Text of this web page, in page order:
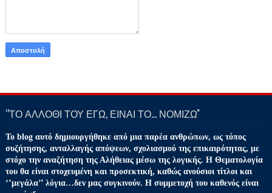
‘’ΤΟ ΑΛΛΟΘΙ ΤΟΥ ΕΓΩ, ΕΙΝΑΙ ΤΟ… ΝΟΜΙΖΩ''
Το blog αυτό δημιουργήθηκε από μια παρέα ανθρώπων, ως τόπος
συζήτησης, ανταλλαγής απόψεων, σχολιασμού της επικαιρότητας, με
στόχο την αναζήτηση της Αλήθειας μέσω της λογικής. Η Θεματολογία
του θα είναι στοχευμένη και προσεκτική, καθώς ανούσιοι τίτλοι και
‘’μεγάλα’’ λόγια…δεν μας συγκινούν. Η συμμετοχή του καθενός είναι